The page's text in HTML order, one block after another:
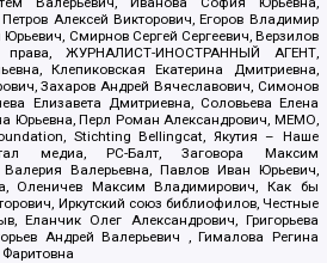
Алексей Викторович, Егоров Владимир
Смирнов Сергей Сергеевич, Верзилов
ЖУРНАЛИСТ-ИНОСТРАННЫЙ АГЕНТ,
Клепиковская Екатерина Дмитриевна,
Захаров Андрей Вячеславович, Симонов
Елизавета Дмитриевна, Соловьева Елена
Юрьевна, Перл Роман Александрович, МЕМО,
Stichting Bellingcat, Якутия – Наше
медиа, РС-Балт, Заговора Максим
Валерьевна, Павлов Иван Юрьевич,
Оленичев Максим Владимирович, Как бы
Иркутский союз библиофилов, Честные
Еланчик Олег Александрович, Григорьева
Андрей Валерьевич , Гималова Регина